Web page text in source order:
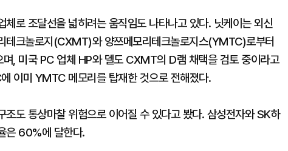
로 조달선을 넓히려는 움직임도 나타나고 있다. 닛케이는 외신
테크놀로지(CXMT)와 양쯔메모리테크놀로지스(YMTC)로부터
며, 미국 PC 업체 HP와 델도 CXMT의 D램 채택을 검토 중이라고
이미 YMTC 메모리를 탑재한 것으로 전해졌다.
조도 통상마찰 위험으로 이어질 수 있다고 봤다. 삼성전자와 SK하
은 60%에 달한다.